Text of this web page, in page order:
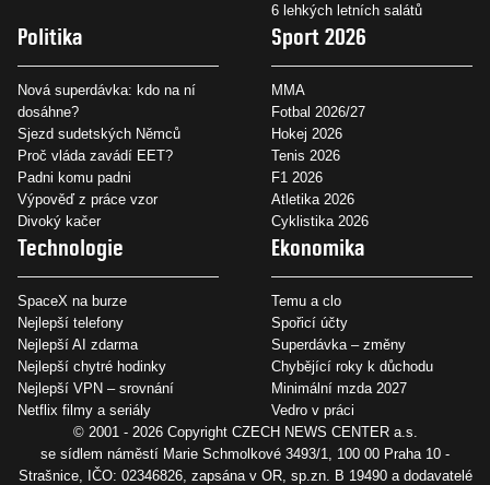
6 lehkých letních salátů
Politika
Nová superdávka: kdo na ní
dosáhne?
Sjezd sudetských Němců
Proč vláda zavádí EET?
Padni komu padni
Výpověď z práce vzor
Divoký kačer
Sport 2026
MMA
Fotbal 2026/27
Hokej 2026
Tenis 2026
F1 2026
Atletika 2026
Cyklistika 2026
Technologie
SpaceX na burze
Nejlepší telefony
Nejlepší AI zdarma
Nejlepší chytré hodinky
Nejlepší VPN – srovnání
Netflix filmy a seriály
Ekonomika
Temu a clo
Spořicí účty
Superdávka – změny
Chybějící roky k důchodu
Minimální mzda 2027
Vedro v práci
© 2001 - 2026 Copyright CZECH NEWS CENTER a.s.
se sídlem náměstí Marie Schmolkové 3493/1, 100 00 Praha 10 -
Strašnice, IČO: 02346826, zapsána v OR, sp.zn. B 19490 a dodavatelé